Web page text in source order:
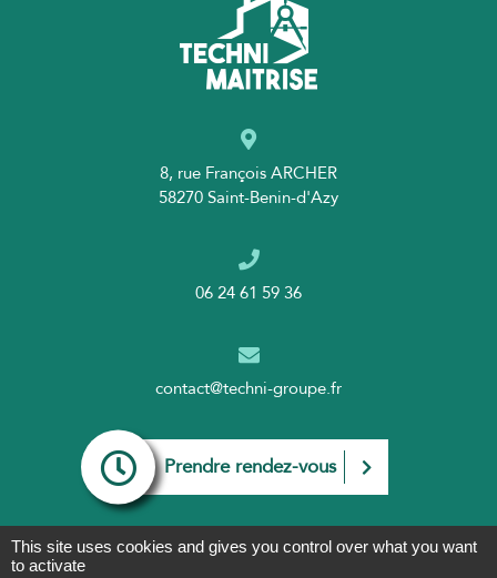
8, rue François ARCHER
58270 Saint-Benin-d'Azy
06 24 61 59 36
contact@techni-groupe.fr
Prendre rendez-vous
This site uses cookies and gives you control over what you want
to activate